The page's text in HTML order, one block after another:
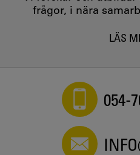
frågor, i nära
LÄS
054-